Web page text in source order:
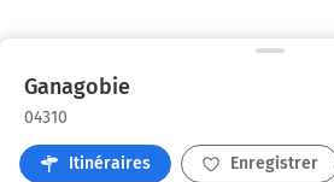
Ganagobie
04310
Itinéraires Enregistrer